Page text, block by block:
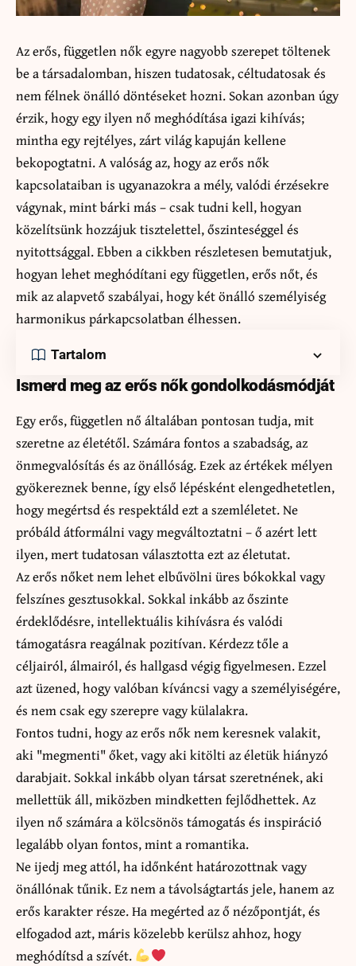
Az erős, független nők egyre nagyobb szerepet töltenek
be a társadalomban, hiszen tudatosak, céltudatosak és
nem félnek önálló döntéseket hozni. Sokan azonban úgy
érzik, hogy egy ilyen nő meghódítása igazi kihívás;
mintha egy rejtélyes, zárt világ kapuján kellene
bekopogtatni. A valóság az, hogy az erős nők
kapcsolataiban is ugyanazokra a mély, valódi érzésekre
vágynak, mint bárki más – csak tudni kell, hogyan
közelítsünk hozzájuk tisztelettel, őszinteséggel és
nyitottsággal. Ebben a cikkben részletesen bemutatjuk,
hogyan lehet meghódítani egy független, erős nőt, és
mik az alapvető szabályai, hogy két önálló személyiség
harmonikus párkapcsolatban élhessen.
Tartalom
Ismerd meg az erős nők gondolkodásmódját
Egy erős, független nő általában pontosan tudja, mit
szeretne az életétől. Számára fontos a szabadság, az
önmegvalósítás és az önállóság. Ezek az értékek mélyen
gyökereznek benne, így első lépésként elengedhetetlen,
hogy megértsd és respektáld ezt a szemléletet. Ne
próbáld átformálni vagy megváltoztatni – ő azért lett
ilyen, mert tudatosan választotta ezt az életutat.
Az erős nőket nem lehet elbűvölni üres bókokkal vagy
felszínes gesztusokkal. Sokkal inkább az őszinte
érdeklődésre, intellektuális kihívásra és valódi
támogatásra reagálnak pozitívan. Kérdezz tőle a
céljairól, álmairól, és hallgasd végig figyelmesen. Ezzel
azt üzened, hogy valóban kíváncsi vagy a személyiségére,
és nem csak egy szerepre vagy külalakra.
Fontos tudni, hogy az erős nők nem keresnek valakit,
aki "megmenti" őket, vagy aki kitölti az életük hiányzó
darabjait. Sokkal inkább olyan társat szeretnének, aki
mellettük áll, miközben mindketten fejlődhettek. Az
ilyen nő számára a kölcsönös támogatás és inspiráció
legalább olyan fontos, mint a romantika.
Ne ijedj meg attól, ha időnként határozottnak vagy
önállónak tűnik. Ez nem a távolságtartás jele, hanem az
erős karakter része. Ha megérted az ő nézőpontját, és
elfogadod azt, máris közelebb kerülsz ahhoz, hogy
meghódítsd a szívét.